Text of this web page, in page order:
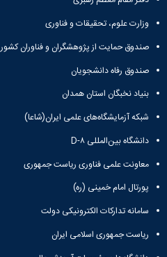
وزارت علوم، تحقیقات و فناوری
صندوق حمایت از پژوهشگران و فناوران کشور
صندوق رفاه دانشجویان
بنیاد نخبگان استان همدان
شبکه آزمایشگاه‌های علمی ایران(شاعا)
دانشگاه بین‌المللی D-۸
معاونت علمی فناوری ریاست جمهوری
پورتال امام خمینی (ره)
سامانه تدارکات الکترونیکی دولت
ریاست جمهوری اسلامی ایران